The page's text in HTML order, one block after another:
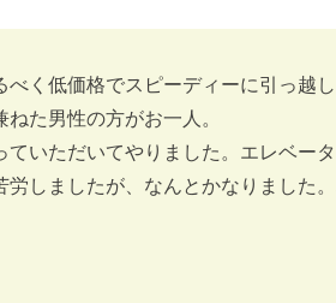
く低価格でスピーディーに引っ越
た男性の方がお一人。
いただいてやりました。エレベー
しましたが、なんとかなりました